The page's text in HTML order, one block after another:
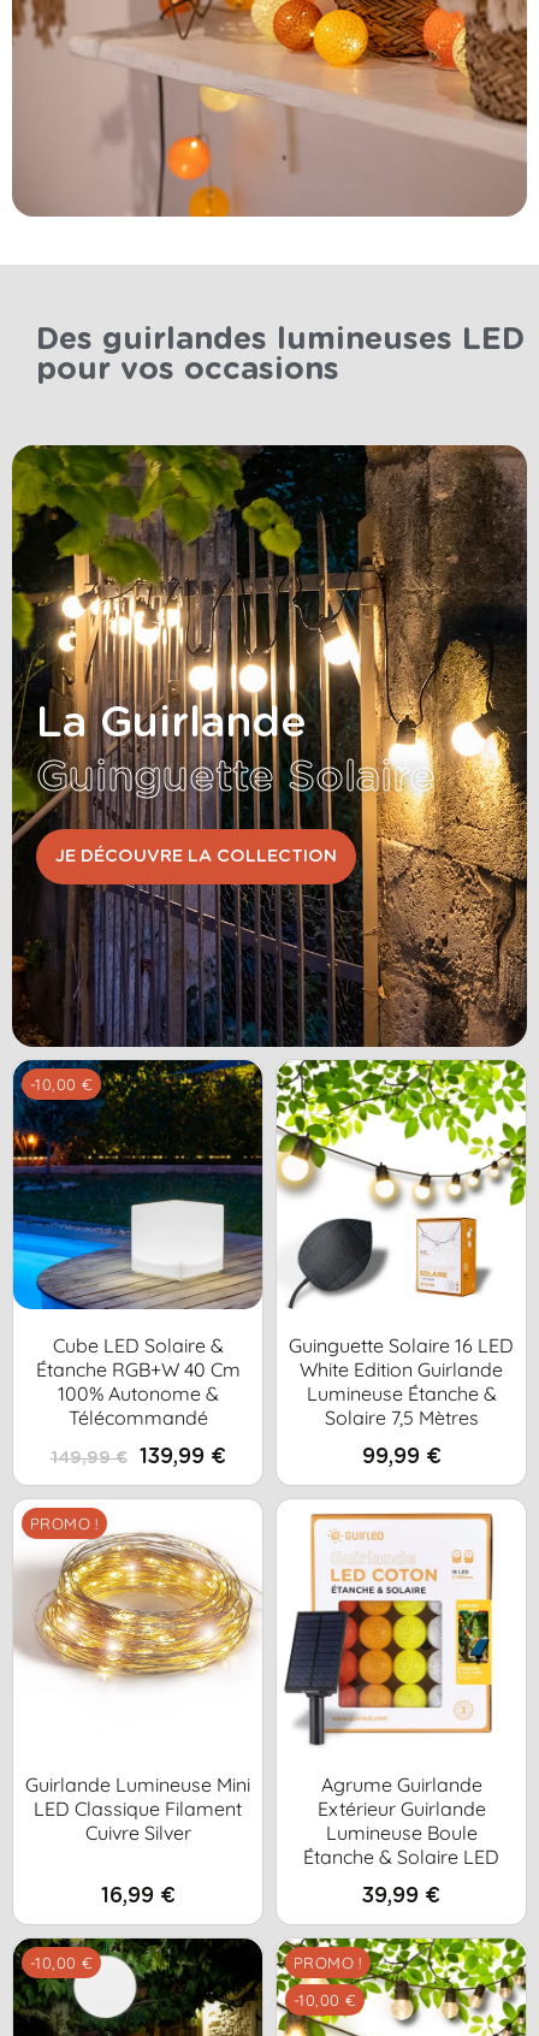
Des guirlandes lumineuses LED
pour vos occasions
La Guirlande
Guinguette Solaire
JE DÉCOUVRE LA COLLECTION
-10,00 €
Cube LED Solaire &
Étanche RGB+W 40 Cm
100% Autonome &
Télécommandé
149,99 € 139,99 €
Guinguette Solaire 16 LED
White Edition Guirlande
Lumineuse Étanche &
Solaire 7,5 Mètres
99,99 €
PROMO !
Guirlande Lumineuse Mini
LED Classique Filament
Cuivre Silver
16,99 €
Agrume Guirlande
Extérieur Guirlande
Lumineuse Boule
Étanche & Solaire LED
39,99 €
-10,00 €
PROMO !
-10,00 €